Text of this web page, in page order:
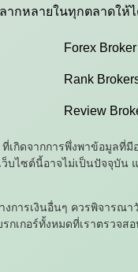
ากหลายในทุกตลาดให้
Forex Broker
Rank
Review
กิดจากการพึ่งพาข้อมูลที่มี
ไซต์นี้อาจไม่เป็นปัจจุบัน แ
การเงินอื่นๆ ควรพิจารณา
เกอร์ทั้งหมดที่เราตรวจส